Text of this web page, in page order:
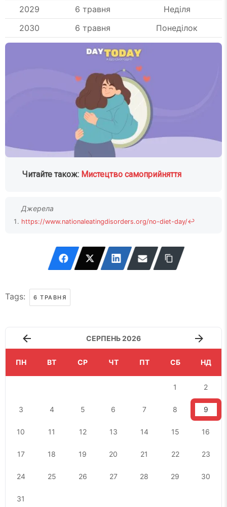
2029
6 травня
Неділя
2030
6 травня Понеділок
Читайте також: Мистецтво самоприйняття
https://www.nationaleatingdisorders.org/no-diet-day/↩
Tags: 6 ТРАВНЯ
СЕРПЕНЬ 2026
ПН ВТ СР ЧТ ПТ СБ НД
1 2
3 4 5 6 7 8 9
10 11 12 13 14 15 16
17 18 19 20 21 22 23
24 25 26 27 28 29 30
31